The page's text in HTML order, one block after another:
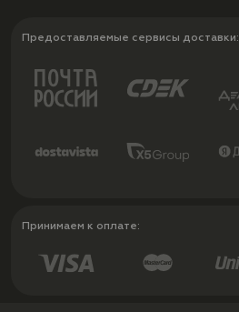
Предоставляемые сервисы доставки:
Принимаем к оплате: